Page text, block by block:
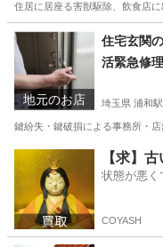
住居に居座る害獣駆除、飲食店
神奈川 相模原市 相模
鎌倉駅 ネズミ
地元のお店
住宅玄関
活緊急修
埼玉県 浦和駅
鍵紛失・鍵破損による事務所・
さいたま市 浦和駅
鍵交換
【求】
状態が悪く
COYASH